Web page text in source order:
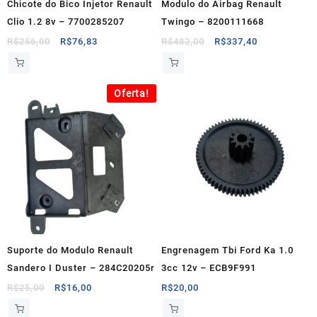
Chicote do Bico Injetor Renault
Clio 1.2 8v – 7700285207
R$256,00
O
R$76,83
R$76,83.
Modulo do Airbag Renault
Twingo – 8200111668
R$482,00
O
R$337,40
Oferta!
Suporte do Modulo Renault
Sandero I Duster – 284C20205r
R$25,00
O
R$16,00
Engrenagem Tbi Ford Ka 1.0
3cc 12v – ECB9F991
R$20,00